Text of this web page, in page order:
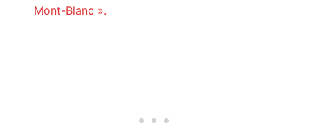
Mont-Blanc ».